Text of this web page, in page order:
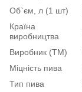
Об`єм, л (1 шт)
Країна
виробництва
Виробник (ТМ)
Міцність пива
Тип пива